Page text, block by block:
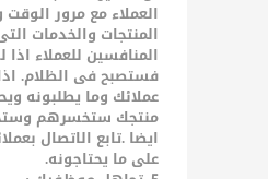
العملاء مع مرور
المنتجات والخدمات
المنافسين للعملاء اذا
فستصبح فى الظلام.
عملائك وما يطلبونه
منتجك ستخسرهم
ايضا .تابع الاتصال
على ما يحتاجونه.